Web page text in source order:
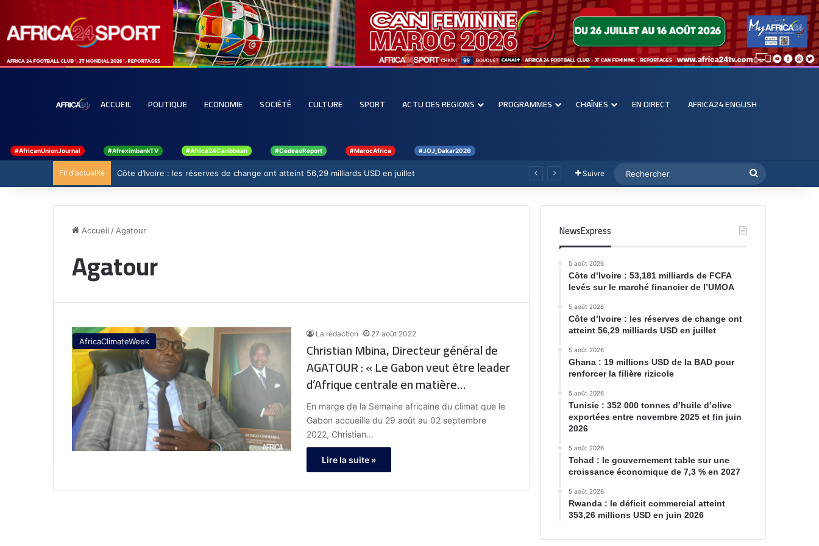
ACCUEIL POLITIQUE ECONOMIE SOCIÉTÉ CULTURE SPORT ACTU DES REGIONS PROGRAMMES CHAÎNES EN DIRECT AFRICA24 ENGLISH
#AfricanUnionJournal #AfreximbankTV #Africa24Caribbean #CedeaoReport #MarocAfrica #JOJ_Dakar2026
Fil d'actualité Côte d’Ivoire : les réserves de change ont atteint 56,29 milliards USD en juillet Suivre
Accueil /Agatour
Agatour
AfricaClimateWeek
La rédaction 27 août 2022
Christian Mbina, Directeur général de
AGATOUR : « Le Gabon veut être leader
d’Afrique centrale en matière
d’écotourisme »
En marge de la Semaine africaine du climat que le
Gabon accueille du 29 août au 02 septembre
2022, Christian…
Lire la suite »
NewsExpress
5 août 2026
Côte d’Ivoire : 53,181 milliards de FCFA
levés sur le marché financier de l’UMOA
5 août 2026
Côte d’Ivoire : les réserves de change ont
atteint 56,29 milliards USD en juillet
5 août 2026
Ghana : 19 millions USD de la BAD pour
renforcer la filière rizicole
5 août 2026
Tunisie : 352 000 tonnes d’huile d’olive
exportées entre novembre 2025 et fin juin
2026
5 août 2026
Tchad : le gouvernement table sur une
croissance économique de 7,3 % en 2027
5 août 2026
Rwanda : le déficit commercial atteint
353,26 millions USD en juin 2026